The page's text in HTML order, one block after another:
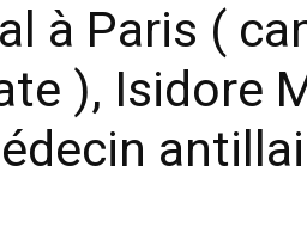
à Paris (
), Isidore